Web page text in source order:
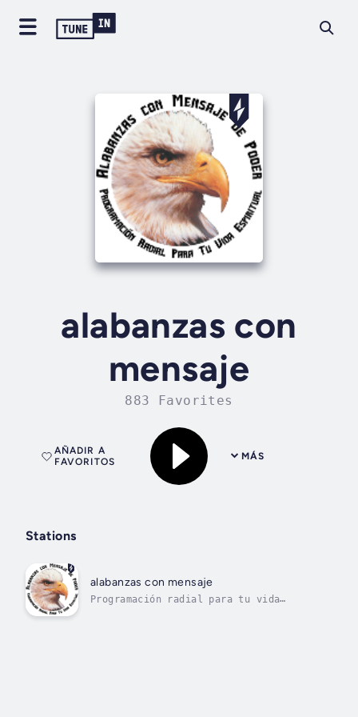
alabanzas con
mensaje
883 Favorites
MÁS
AÑADIR A
FAVORITOS
Stations
alabanzas con mensaje
Programación radial para tu vida